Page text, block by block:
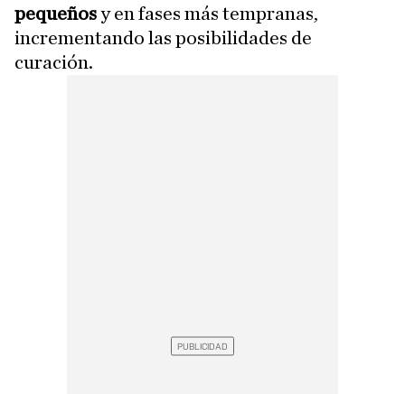
pequeñosy en fases más tempranas,
incrementando las posibilidades de
curación.